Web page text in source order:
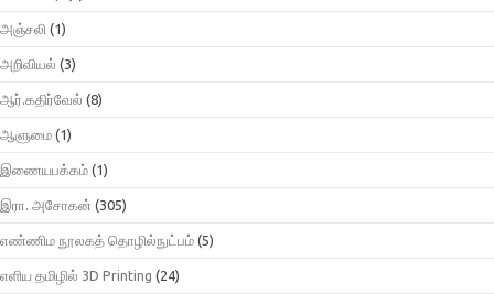
அஞ்சலி (1)
அறிவியல் (3)
ஆர்.கதிர்வேல் (8)
ஆளுமை (1)
இணையபக்கம் (1)
இரா. அசோகன் (305)
எண்ணிம நூலகத் தொழில்நுட்பம் (5)
எளிய தமிழில் 3D Printing (24)